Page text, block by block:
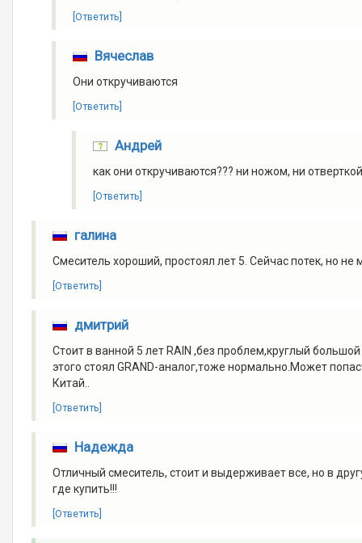
[Ответить]
Вячеслав
Они откручиваются
[Ответить]
Андрей
как они откручиваются??? ни ножом, ни
[Ответить]
галина
Смеситель хороший, простоял лет 5. Сейчас потек, но
[Ответить]
дмитрий
Стоит в ванной 5 лет RAIN ,без проблем,круглый
этого стоял GRAND-аналог,тоже нормально.Может
Китай..
[Ответить]
Надежда
Отличный смеситель, стоит и выдерживает все, но в
где купить!!!
[Ответить]